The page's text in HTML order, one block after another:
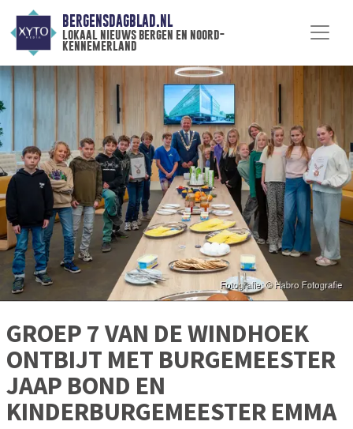
BERGENSDAGBLAD.NL
lokaal nieuws bergen en noord-
kennemerland
GROEP 7 VAN DE WINDHOEK
ONTBIJT MET BURGEMEESTER
JAAP BOND EN
KINDERBURGEMEESTER EMMA